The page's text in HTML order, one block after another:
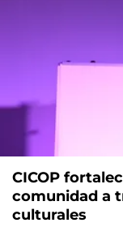
CICOP
comunidad a
culturales